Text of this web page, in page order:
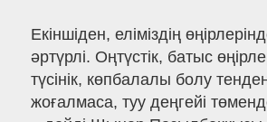
Екіншіден, еліміздің
әртүрлі. Оңтүстік, батыс
түсінік, көпбалалы болу
жоғалмаса, туу деңгейі